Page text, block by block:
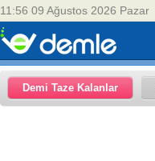
11:56 09 Ağustos 2026 Pazar
Demi Taze Kalanlar